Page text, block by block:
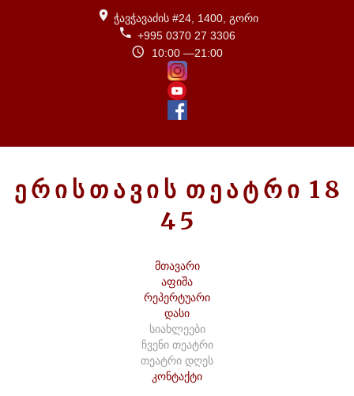
ჭავჭავაძის #24, 1400, გორი
+995 0370 27 3306
10:00 —21:00
ᲔᲠᲘᲡᲗᲐᲕᲘᲡ ᲗᲔᲐᲢᲠᲘ 1 8
45
მთავარი
აფიშა
რეპერტუარი
დასი
სიახლეები
ჩვენი თეატრი
თეატრი დღეს
კონტაქტი